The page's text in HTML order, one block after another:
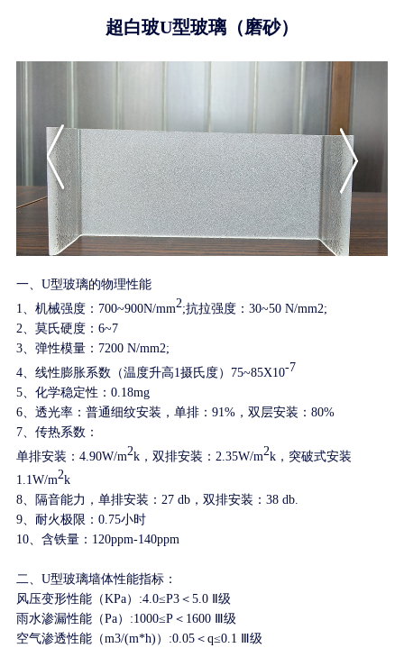
超白玻U型玻璃（磨砂）
一、U型玻璃的物理性能
1、机械强度：700~900N/mm2;抗拉强度：30~50 N/mm2;
2、莫氏硬度：6~7
3、弹性模量：7200 N/mm2;
4、线性膨胀系数（温度升高1摄氏度）75~85X10-7
5、化学稳定性：0.18mg
6、透光率：普通细纹安装，单排：91%，双层安装：80%
7、传热系数：
单排安装：4.90W/m2k，双排安装：2.35W/m2k，突破式安装
1.1W/m2k
8、隔音能力，单排安装：27 db，双排安装：38 db.
9、耐火极限：0.75小时
10、含铁量：120ppm-140ppm
二、U型玻璃墙体性能指标：
风压变形性能（KPa）:4.0≤P3＜5.0 Ⅱ级
雨水渗漏性能（Pa）:1000≤P＜1600 Ⅲ级
空气渗透性能（m3/(m*h)）:0.05＜q≤0.1 Ⅲ级